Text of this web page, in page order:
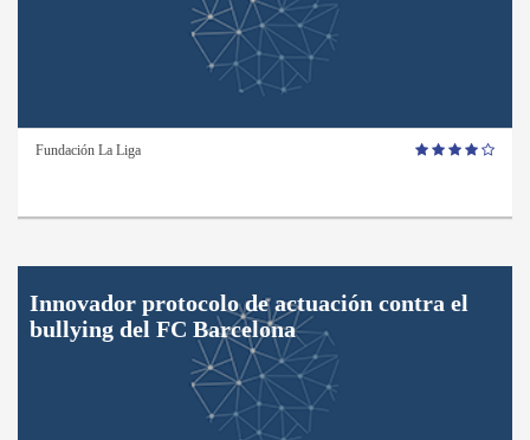
Fundación La Liga
Innovador protocolo de actuación contra el
bullying del FC Barcelona